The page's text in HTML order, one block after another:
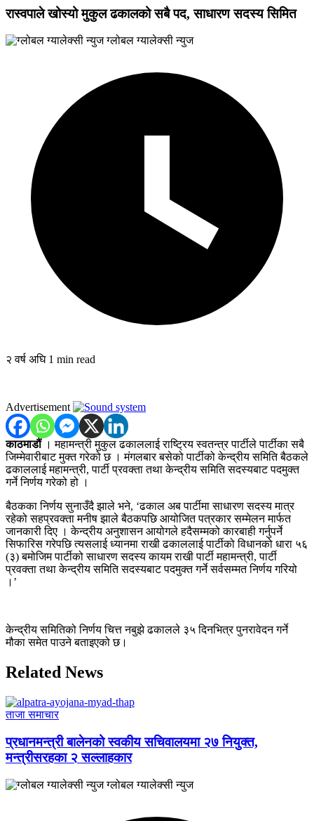
रास्वपाले खोस्यो मुकुल ढकालको सबै पद, साधारण सदस्य सिमित
ग्लोबल ग्यालेक्सी न्युज
२ वर्ष अघि 1 min read
Advertisement
काठमाडौं। महामन्त्री मुकुल ढकाललाई राष्ट्रिय स्वतन्त्र पार्टीले पार्टीका सबै
जिम्मेवारीबाट मुक्त गरेको छ । मंगलबार बसेको पार्टीको केन्द्रीय समिति बैठकले
ढकाललाई महामन्त्री, पार्टी प्रवक्ता तथा केन्द्रीय समिति सदस्यबाट पदमुक्त
गर्ने निर्णय गरेको हो ।
बैठकका निर्णय सुनाउँदै झाले भने, ‘ढकाल अब पार्टीमा साधारण सदस्य मात्र
रहेको सहप्रवक्ता मनीष झाले बैठकपछि आयोजित पत्रकार सम्मेलन मार्फत
जानकारी दिए । केन्द्रीय अनुशासन आयोगले हदैसम्मको कारबाही गर्नुपर्ने
सिफारिस गरेपछि त्यसलाई ध्यानमा राखी ढकाललाई पार्टीको विधानको धारा ५६
(३) बमोजिम पार्टीको साधारण सदस्य कायम राखी पार्टी महामन्त्री, पार्टी
प्रवक्ता तथा केन्द्रीय समिति सदस्यबाट पदमुक्त गर्ने सर्वसम्मत निर्णय गरियो
।’
केन्द्रीय समितिको निर्णय चित्त नबुझे ढकालले ३५ दिनभित्र पुनरावेदन गर्ने
मौका समेत पाउने बताइएको छ।
Related News
ताजा समाचार
प्रधानमन्त्री बालेनको स्वकीय सचिवालयमा २७ नियुक्त,
मन्त्रीसरहका २ सल्लाहकार
ग्लोबल ग्यालेक्सी न्युज